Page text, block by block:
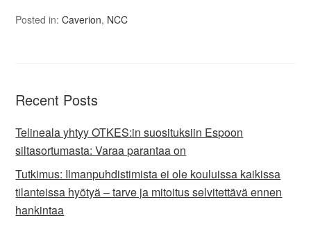
Posted in:Caverion, NCC
Recent Posts
Telineala yhtyy OTKES:in suosituksiin Espoon
siltasortumasta: Varaa parantaa on
Tutkimus: Ilmanpuhdistimista ei ole kouluissa kaikissa
tilanteissa hyötyä – tarve ja mitoitus selvitettävä ennen
hankintaa